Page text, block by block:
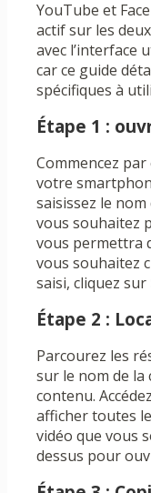
YouTube et
actif sur les
avec l’interface
car ce guide
spécifiques à
Étape 1 :
Commencez
votre
saisissez le
vous souhaitez
vous permettra
vous souhaitez
saisi, cliquez sur
Étape 2 :
Parcourez les
sur le nom de la
contenu.
afficher toutes
vidéo que vous
dessus pour